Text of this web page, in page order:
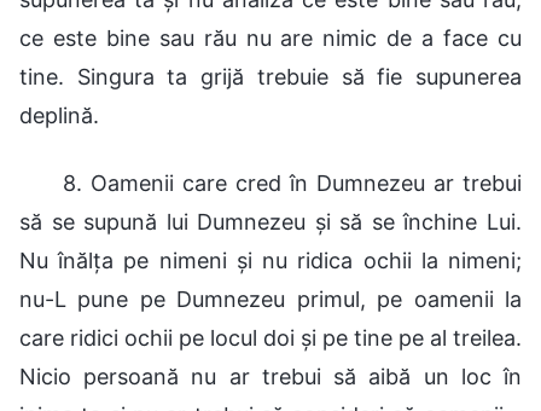
ce este bine sau rău nu are nimic de a face cu
tine. Singura ta grijă trebuie să fie supunerea
deplină.
8. Oamenii care cred în Dumnezeu ar trebui
să se supună lui Dumnezeu și să se închine Lui.
Nu înălța pe nimeni și nu ridica ochii la nimeni;
nu-L pune pe Dumnezeu primul, pe oamenii la
care ridici ochii pe locul doi și pe tine pe al treilea.
Nicio persoană nu ar trebui să aibă un loc în